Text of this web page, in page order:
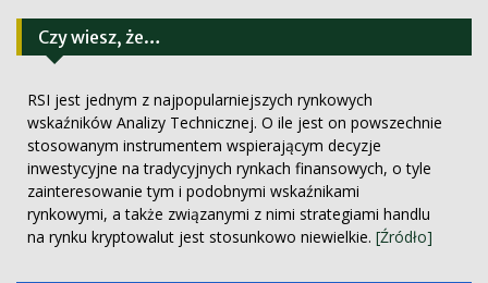
Czy wiesz, że…
RSI jest jednym z najpopularniejszych rynkowych
wskaźników Analizy Technicznej. O ile jest on powszechnie
stosowanym instrumentem wspierającym decyzje
inwestycyjne na tradycyjnych rynkach finansowych, o tyle
zainteresowanie tym i podobnymi wskaźnikami
rynkowymi, a także związanymi z nimi strategiami handlu
na rynku kryptowalut jest stosunkowo niewielkie. [Źródło]